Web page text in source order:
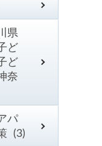
県
ど
ど
奈
パ
(3)